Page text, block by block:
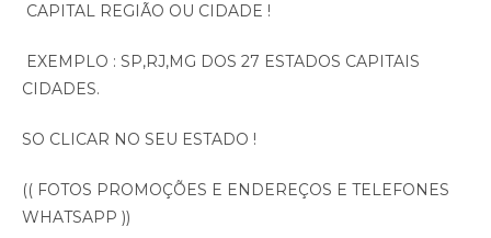
CAPITAL REGIÃO OU CIDADE !
EXEMPLO : SP,RJ,MG DOS 27 ESTADOS CAPITAIS
CIDADES.
SO CLICAR NO SEU ESTADO !
(( FOTOS PROMOÇÕES E ENDEREÇOS E TELEFONES
WHATSAPP ))